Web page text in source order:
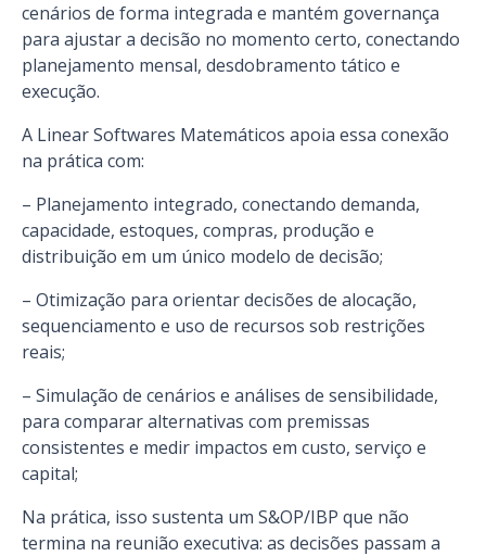
cenários de forma integrada e mantém governança
para ajustar a decisão no momento certo, conectando
planejamento mensal, desdobramento tático e
execução.
A Linear Softwares Matemáticos apoia essa conexão
na prática com:
– Planejamento integrado, conectando demanda,
capacidade, estoques, compras, produção e
distribuição em um único modelo de decisão;
– Otimização para orientar decisões de alocação,
sequenciamento e uso de recursos sob restrições
reais;
– Simulação de cenários e análises de sensibilidade,
para comparar alternativas com premissas
consistentes e medir impactos em custo, serviço e
capital;
Na prática, isso sustenta um S&OP/IBP que não
termina na reunião executiva: as decisões passam a